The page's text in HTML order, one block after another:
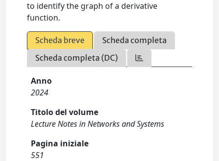
to identify the graph of a derivative
function.
Scheda breve
Scheda completa
Scheda completa (DC)
Anno
2024
Titolo del volume
Lecture Notes in Networks and Systems
Pagina iniziale
551